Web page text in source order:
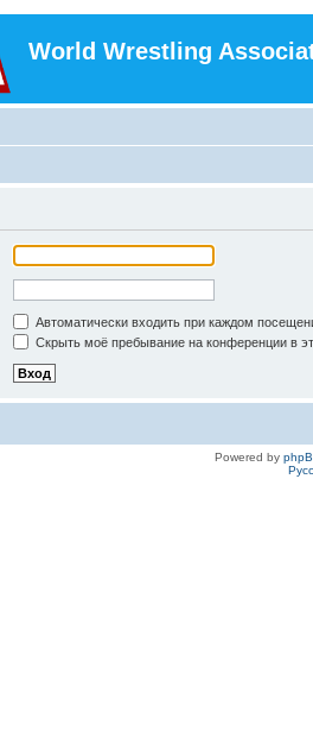
World Wrestling
Автоматически входить при каждом
Скрыть моё пребывание на конференции в
Powered by